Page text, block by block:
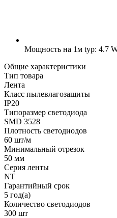
Мощность на 1м typ: 4.7
Общие характеристики
Тип товара
Лента
Класс пылевлагозащиты
IP20
Типоразмер светодиода
SMD 3528
Плотность светодиодов
60 шт/м
Минимальный отрезок
50 мм
Серия ленты
NT
Гарантийный срок
5 год(а)
Количество светодиодов
300 шт